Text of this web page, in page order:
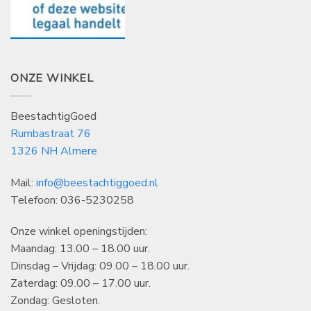
ONZE WINKEL
BeestachtigGoed
Rumbastraat 76
1326 NH Almere
Mail: info@beestachtiggoed.nl
Telefoon: 036-5230258
Onze winkel openingstijden:
Maandag: 13.00 – 18.00 uur.
Dinsdag – Vrijdag: 09.00 – 18.00 uur.
Zaterdag: 09.00 – 17.00 uur.
Zondag: Gesloten.